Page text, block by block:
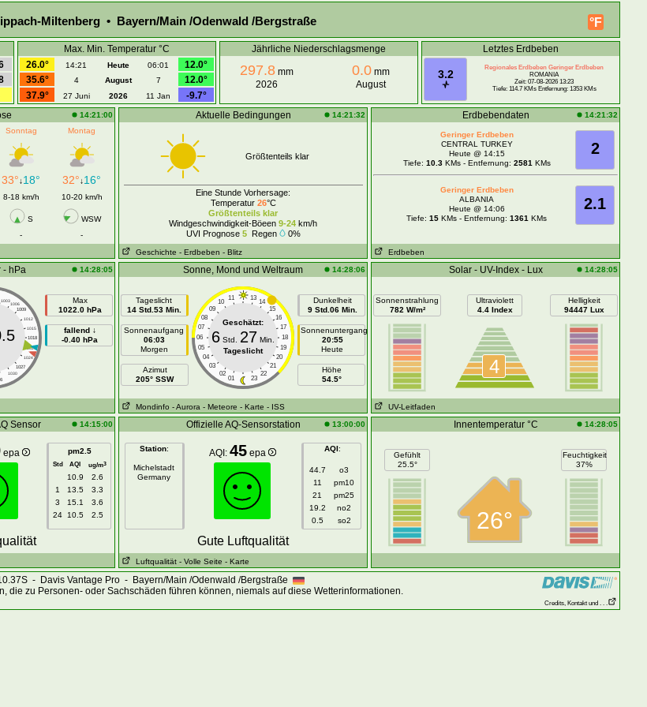
°F
Miltenberg • Bayern/Main /Odenwald /Bergstraße
Max. Min. Temperatur °C
26.0°
14:21 Heute 06:01
12.0°
35.6°
4 August 7
12.0°
37.9°
27 Juni 2026 11 Jan -9.7°
Jährliche Niederschlagsmenge
297.8 mm
2026
0.0 mm
August
Letztes Erdbeben
3.2
Regionales Erdbeben Geringer Erdbeben
ROMANIA
Zeit: 07-08-2026 13:23
Tiefe: 114.7 KMs Entfernung: 1353 KMs
14:21:00
Sonntag Montag
33°↓18° 32°↓16°
8-18 km/h 10-20 km/h
S
WSW
-
-
Aktuelle Bedingungen 14:21:32
Größtenteils klar
Eine Stunde Vorhersage:
Temperatur 26°C
Größtenteils klar
Windgeschwindigkeit-Böeen 9-24 km/h
UVI Prognose 5Regen 0%
Geschichte - Erdbeben - Blitz
Erdbebendaten 14:21:32
2
Geringer Erdbeben
CENTRAL TURKEY
Heute @ 14:15
Tiefe: 10.3KMs - Entfernung: 2581 KMs
2.1
Geringer Erdbeben
ALBANIA
Heute @ 14:06
Tiefe: 15 KMs - Entfernung: 1361 KMs
Erdbeben
- hPa 14:28:05
1003
1006
1009
1012
1015
1018
1021
1024
1027
1030
Max
1022.0 hPa
fallend ↓
-0.40 hPa
Sonne, Mond und Weltraum 14:28:06
Tageslicht
14 Std.53 Min.
Sonnenaufgang
06:03
Morgen
Azimut
205° SSW
11 13
10
14
09
15
08
16
07
17
06
18
05
19
04
20
03
21
02
22
01 23
Geschätzt:
6 Std. 27 Min.
Tageslicht
Dunkelheit
9 Std.06 Min.
Sonnenuntergang
20:55
Heute
Höhe
54.5°
Mondinfo - Aurora - Meteore - Karte - ISS
Solar - UV-Index - Lux 14:28:05
Sonnenstrahlung
782 W/m²
Ultraviolett
4.4 Index
4
Helligkeit
94447 Lux
UV-Leitfaden
Sensor 14:15:00
epa pm2.5
Std AQI ug/m3
10.9
2.6
1
13.5
3.3
3
15.1
3.6
24
10.5 2.5
Offizielle AQ-Sensorstation 13:00:00
Station:
Michelstadt
Germany
AQI: 45 epa AQI:
44.7
o3
11
pm10
21
pm25
19.2
no2
0.5
so2
Gute Luftqualität
Luftqualität - Volle Seite - Karte
Innentemperatur °C 14:28:05
Gefühlt
25.5°
26°
Feuchtigkeit
37%
- Davis Vantage Pro - Bayern/Main /Odenwald /Bergstraße
die zu Personen- oder Sachschäden führen können, niemals auf diese Wetterinformationen.
Credits, Kontakt und . . .